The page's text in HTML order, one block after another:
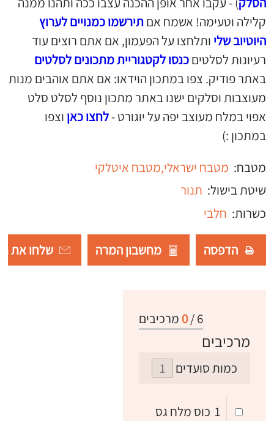
קלילה וטעימה! אשמח אםתירשמו כמנויים לערוץ
היוטיוב שלי ותלחצו על הפעמון, אם אתם רוצים עוד
רעיונות לסלטיםכנסו לקטגוריית מתכונים לסלטים
באתר פודיק. צפו במתכון הוידאו: אם אתם אוהבים מנות
מעוצבות וסלקים ישנו באתר מתכון נוסף לסלט סלט
אפוי במלח מעוצב יפה על יוגורט -לחצו כאן וצפו
במתכון :)
מטבח: מטבח ישראלי,מטבח איטלקי
שיטת בישול: תנור
כשרות: חלבי
הדפסה מחשבון המרה שלחו את
6
/
0 מרכיבים
מרכיבים
כמות סועדים
1 כוס מלח גס